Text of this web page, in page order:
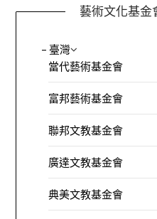
藝術文化基金
– 臺灣
當代藝術基金會
富邦藝術基金會
聯邦文教基金會
廣達文教基金會
典美文教基金會